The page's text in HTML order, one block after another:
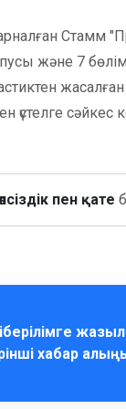
Стамм
және 7
сәйкес
пен қате
хабар